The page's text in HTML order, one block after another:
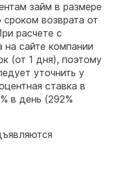
займ в размере
возврата от
расчете с
на сайте компании
(от 1 дня), поэтому
уточнить у
ставка в
в день (292%